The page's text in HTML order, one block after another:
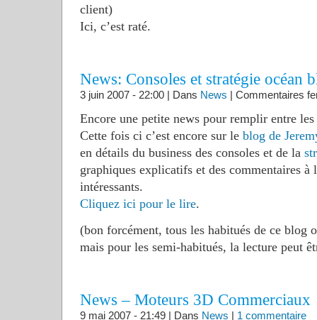
client)
Ici, c’est raté.
News: Consoles et stratégie océan
3 juin 2007 - 22:00 | Dans News | Commentaires
Encore une petite news pour remplir entre
Cette fois ci c’est encore sur le blog de
en détails du business des consoles et de la
graphiques explicatifs et des commentaires à
intéressants.
Cliquez ici pour le lire.
(bon forcément, tous les habitués de ce blog
mais pour les semi-habitués, la lecture peut
News – Moteurs 3D Commerciaux
9 mai 2007 - 21:49 | Dans News | 1 commentaire